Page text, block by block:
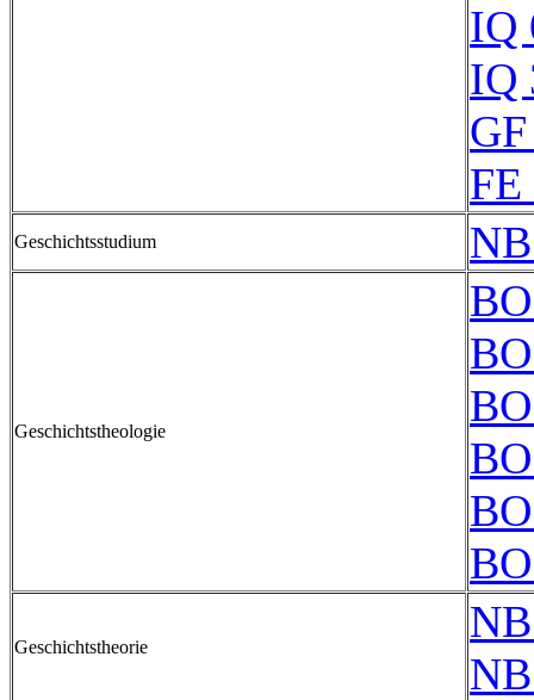
IQ
IQ
FE
Geschichtsstudium
Geschichtstheologie
Geschichtstheorie